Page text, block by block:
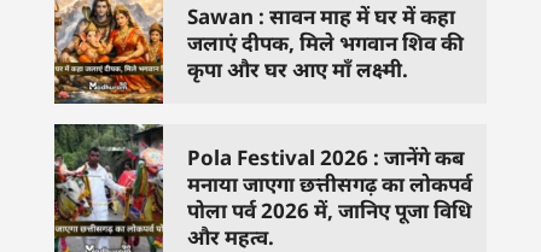
Sawan : सावन माह में घर में कहा
जलाएं दीपक, मिले भगवान शिव की
कृपा और घर आए माँ लक्ष्मी.
Pola Festival 2026 : जानेंगे कब
मनाया जाएगा छत्तीसगढ़ का लोकपर्व
पोला पर्व 2026 में, जानिए पूजा विधि
और महत्व.